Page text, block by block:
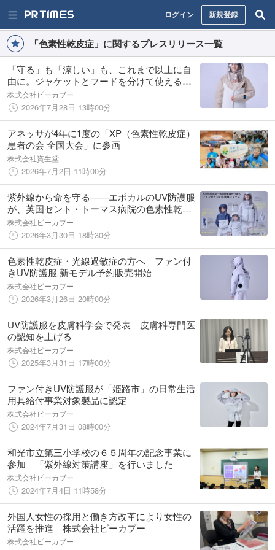
ログイン 新規登録
「色素性乾皮症」に関するプレスリリース一覧
「守る」も「涼しい」も、これまで以上に自
由に。ジャケットとフードを分けて使える
3WAY設計に進化した、前開きタイプのファ
ン付きUV防護服
株式会社ピーカブー
2026年7月28日 13時00分
アネッサが4年に1度の「XP（色素性乾皮症）
患者の会 全国大会」に参画
株式会社資生堂
2026年7月2日 11時00分
紫外線から命を守る——エポカルのUV防護服
が、英国セント・トーマス病院の色素性乾皮
症（XP）患者を支える
株式会社ピーカブー
2026年3月30日 18時30分
色素性乾皮症・光線過敏症の方へ ファン付
きUV防護服 新モデル予約販売開始
株式会社ピーカブー
2026年3月26日 20時00分
UV防護服を皮膚科学会で発表 皮膚科専門医
の認知を上げる
株式会社ピーカブー
2025年3月31日 17時00分
ファン付きUV防護服が「姫路市」の日常生活
用具給付事業対象製品に認定
株式会社ピーカブー
2024年7月31日 08時00分
和光市立第三小学校の６５周年の記念事業に
参加 「紫外線対策講座」を行いました
株式会社ピーカブー
2024年7月4日 11時58分
外国人女性の採用と働き方改革により女性の
活躍を推進 株式会社ピーカブー
株式会社ピーカブー